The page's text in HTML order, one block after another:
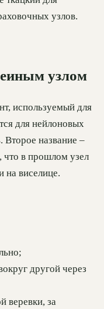
узлов.
узлом
используемый для
для нейлоновых
Второе название –
что в прошлом узел
на виселице.
другой через
веревки, за